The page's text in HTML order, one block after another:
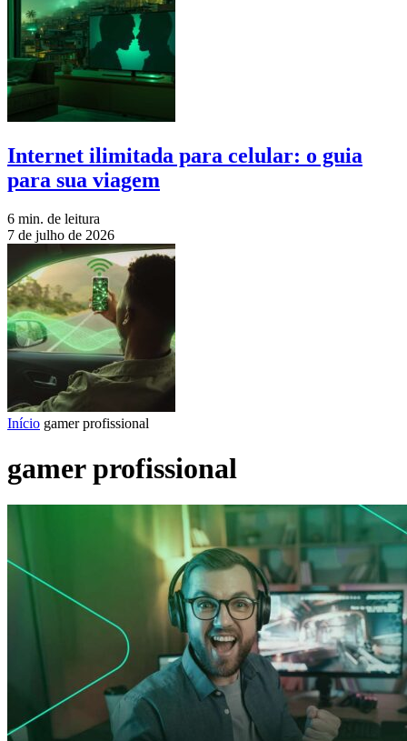
Internet ilimitada para celular: o guia
para sua viagem
6 min. de leitura
7 de julho de 2026
Início gamer profissional
gamer profissional